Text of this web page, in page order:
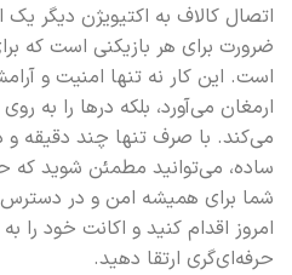
اتصال کالاف به اکتیویژن دیگر
ضرورت برای هر بازیکنی است که
است. این کار نه تنها امنیت و
ارمغان می‌آورد، بلکه درها را به
می‌کند. با صرف تنها چند دقیقه و
ساده، می‌توانید مطمئن شوید
شما برای همیشه امن و در
امروز اقدام کنید و اکانت خود را
حرفه‌ای‌گری ارتقا دهید.